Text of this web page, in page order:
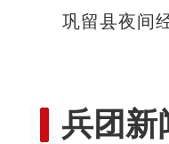
巩留县夜间
兵团新